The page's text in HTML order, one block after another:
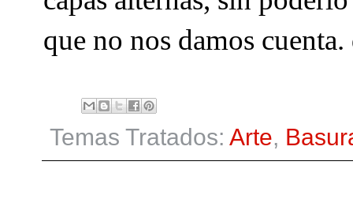
que no nos damos
Temas Tratados: Arte,